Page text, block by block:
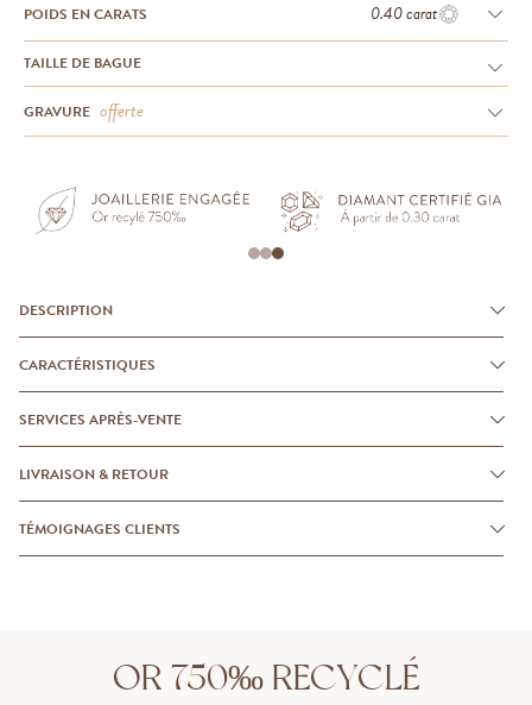
POIDS EN CARATS 0.40 carat
TAILLE DE BAGUE
GRAVURE offerte
DESCRIPTION
CARACTÉRISTIQUES
SERVICES APRÈS-VENTE
LIVRAISON & RETOUR
TÉMOIGNAGES CLIENTS
OR 750‰ RECYCLÉ